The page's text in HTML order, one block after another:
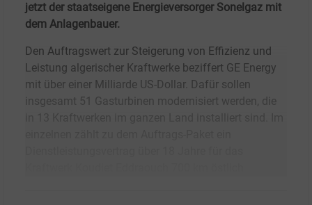
jetzt der staatseigene Energieversorger Sonelgaz mit
dem Anlagenbauer.
Den Auftragswert zur Steigerung von Effizienz und
Leistung algerischer Kraftwerke beziffert GE Energy
mit über einer Milliarde US-Dollar. Dafür sollen
insgesamt 51 Gasturbinen modernisiert werden, die